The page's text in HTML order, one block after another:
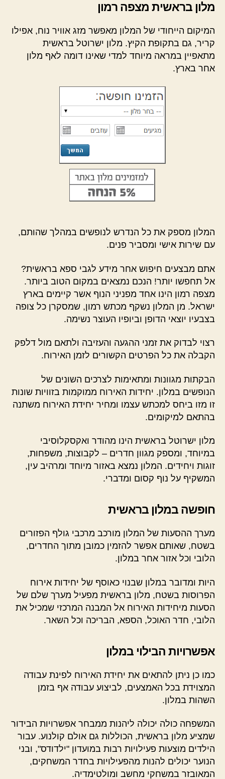
מלון בראשית מצפה רמון
המיקום הייחודי של המלון מאפשר מזג אוויר נוח, אפילו
קריר, גם בתקופת הקיץ. מלון ישרוטל בראשית
מתאפיין במראה מיוחד למדי שאינו דומה לאף מלון
אחר בארץ.
המלון מספק את כל הנדרש לנופשים במהלך שהותם,
עם שירות אישי ומסביר פנים.
אתם מבצעים חיפוש אחר מידע לגבי ספא בראשית?
אל תחפשו יותר! הנכם נמצאים במקום הטוב ביותר.
מצפה רמון הינו אחד מפניני הנוף אשר קיימים בארץ
ישראל. מן המלון נשקף מכתש רמון, שמסקרן כל צופה
בצבעיו יוצאי הדופן וביופיו העוצר נשימה.
רצוי לבדוק את זמני ההגעה והעזיבה ולתאם מול דלפק
הקבלה את כל הפרטים הקשורים לזמן האירוח.
הבקתות מגוונות ומתאימות לצרכים השונים של
הנופשים במלון. יחידות האירוח ממוקמות בזוויות שונות
זו מזו ביחס למכתש עצמו ומחיר יחידת האירוח משתנה
בהתאם למיקומים.
מלון ישרוטל בראשית הינו מהודר ואקסקלוסיבי
במיוחד, ומספק מגוון חדרים – לקבוצות, משפחות,
זוגות ויחידים. המלון נמצא באזור מיוחד ומרהיב עין,
המשקיף על נוף קסום ומדברי.
חופשה במלון בראשית
מערך ההסעות של המלון מורכב מרכבי גולף הפזורים
בשטח, שאותם אפשר להזמין כמובן מתוך החדרים,
הלובי וכל אזור אחר במלון.
היות ומדובר במלון שבנוי כאוסף של יחידות אירוח
הפרוסות בשטח, מלון בראשית מפעיל מערך שלם של
הסעות מיחידות האירוח אל המבנה המרכזי שמכיל את
הלובי, חדר האוכל, הספא, הבריכה וכל השאר.
אפשרויות הבילוי במלון
כמו כן ניתן להתאים את יחידת האירוח לפינת עבודה
המצוידת בכל האמצעים, לביצוע עבודה אף בזמן
השהות במלון.
המשפחה כולה יכולה ליהנות ממבחר אפשרויות הבידור
שמציע מלון בראשית, הכוללות גם אולם קולנוע. עבור
הילדים מוצעות פעילויות רבות במועדון "ילדודס", ובני
הנוער יכולים להנות מהפעילויות בחדר המשחקים,
המאובזר במשחקי מחשב ומולטימדיה.